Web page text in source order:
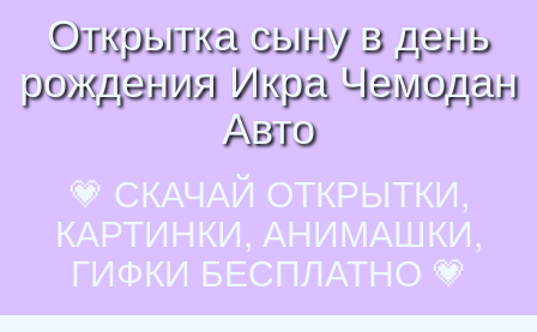
Открытка сыну в день
рождения Икра Чемодан
Авто
💗 СКАЧАЙ ОТКРЫТКИ,
КАРТИНКИ, АНИМАШКИ,
ГИФКИ БЕСПЛАТНО 💗